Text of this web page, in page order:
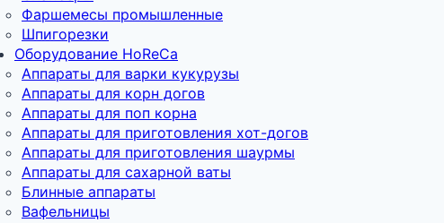
Фаршемесы промышленные
Шпигорезки
Оборудование HoReCa
Аппараты для варки кукурузы
Аппараты для корн догов
Аппараты для поп корна
Аппараты для приготовления хот-догов
Аппараты для приготовления шаурмы
Аппараты для сахарной ваты
Блинные аппараты
Вафельницы